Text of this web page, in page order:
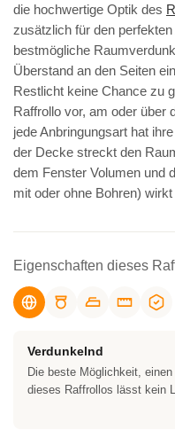
die hochwertige Optik des
zusätzlich für den
bestmögliche
Überstand an den Seiten
Restlicht keine Chance zu
Raffrollo vor, am oder über
jede Anbringungsart hat
der Decke streckt den
dem Fenster Volumen und
mit oder ohne Bohren)
Eigenschaften dieses
Verdunkelnd
Die beste Möglichkeit,
dieses Raffrollos lässt kein